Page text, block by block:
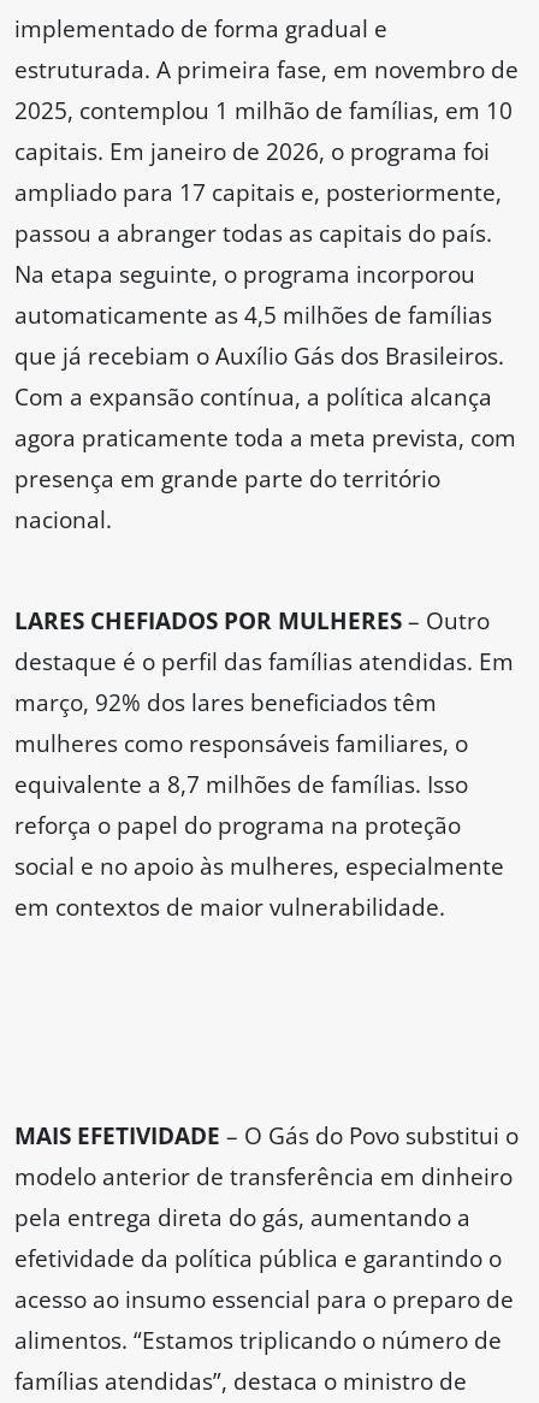
implementado de forma gradual e
estruturada. A primeira fase, em novembro de
2025, contemplou 1 milhão de famílias, em 10
capitais. Em janeiro de 2026, o programa foi
ampliado para 17 capitais e, posteriormente,
passou a abranger todas as capitais do país.
Na etapa seguinte, o programa incorporou
automaticamente as 4,5 milhões de famílias
que já recebiam o Auxílio Gás dos Brasileiros.
Com a expansão contínua, a política alcança
agora praticamente toda a meta prevista, com
presença em grande parte do território
nacional.
LARES CHEFIADOS POR MULHERES– Outro
destaque é o perfil das famílias atendidas. Em
março, 92% dos lares beneficiados têm
mulheres como responsáveis familiares, o
equivalente a 8,7 milhões de famílias. Isso
reforça o papel do programa na proteção
social e no apoio às mulheres, especialmente
em contextos de maior vulnerabilidade.
MAIS EFETIVIDADE – O Gás do Povo substitui o
modelo anterior de transferência em dinheiro
pela entrega direta do gás, aumentando a
efetividade da política pública e garantindo o
acesso ao insumo essencial para o preparo de
alimentos. “Estamos triplicando o número de
famílias atendidas”, destaca o ministro de